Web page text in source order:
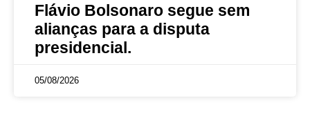
Flávio Bolsonaro segue sem
alianças para a disputa
presidencial.
05/08/2026